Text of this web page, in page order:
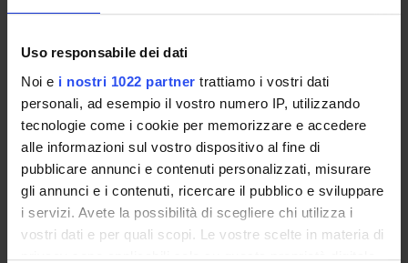
Uso responsabile dei dati
Noi e i nostri 1022 partner trattiamo i vostri dati
personali, ad esempio il vostro numero IP, utilizzando
tecnologie come i cookie per memorizzare e accedere
alle informazioni sul vostro dispositivo al fine di
pubblicare annunci e contenuti personalizzati, misurare
gli annunci e i contenuti, ricercare il pubblico e sviluppare
i servizi. Avete la possibilità di scegliere chi utilizza i
vostri dati e per quali scopi. Le vostre scelte in materia di
privacy sono applicabili solo su questa proprietà digitale
PHD PROGRAMMES AND POSTGRADUATE
COURSES
Contacts
People
Places
Calendar